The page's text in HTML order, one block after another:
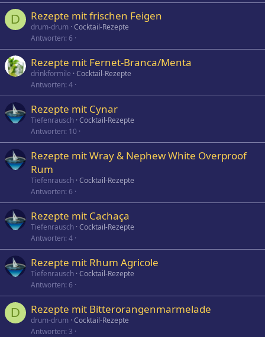
D Rezepte mit frischen Feigen
drum-drum Cocktail-Rezepte
Antworten 6
Rezepte mit Fernet-Branca/Menta
drinkformile Cocktail-Rezepte
Antworten 4
Rezepte mit Cynar
Tiefenrausch Cocktail-Rezepte
Antworten 10
Rezepte mit Wray & Nephew White Overproof
Rum
Tiefenrausch Cocktail-Rezepte
Antworten 6
Rezepte mit Cachaça
Tiefenrausch Cocktail-Rezepte
Antworten 4
Rezepte mit Rhum Agricole
Tiefenrausch Cocktail-Rezepte
Antworten 6
D Rezepte mit Bitterorangenmarmelade
drum-drum Cocktail-Rezepte
Antworten 3